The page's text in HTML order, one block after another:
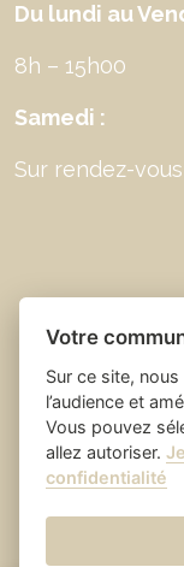
Du lundi au
8h – 15h00
Samedi :
Sur rendez-
Place du
et appli des
Mentions
Votre
Sur ce site,
l’audience et
Vous pouvez
allez autoriser.
confidentialité